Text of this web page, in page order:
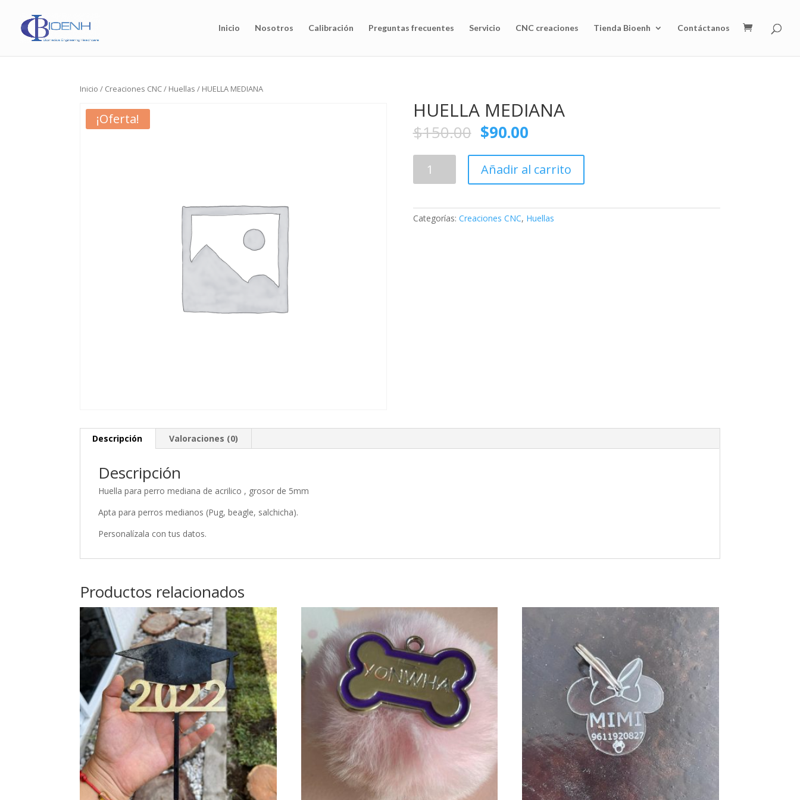
Inicio Nosotros Calibración Preguntas frecuentes Servicio CNC creaciones Tienda Bioenh Contáctanos
Inicio / Creaciones CNC/ Huellas / HUELLA MEDIANA
¡Oferta! HUELLA MEDIANA
$150.00 $90.00
MEDIANA
cantidad
Añadir al carrito
Categorías: Creaciones CNC, Huellas
Descripción Valoraciones (0)
Descripción
Huella para perro mediana de acrilico , grosor de 5mm
Apta para perros medianos (Pug, beagle, salchicha).
Personalízala con tus datos.
Productos relacionados